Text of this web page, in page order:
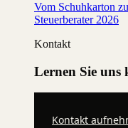
Vom Schuhkarton
Steuerberater 2026
Kontakt
Lernen Sie uns
Kontakt